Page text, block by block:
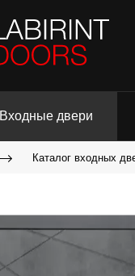
Входные двери
Каталог входных